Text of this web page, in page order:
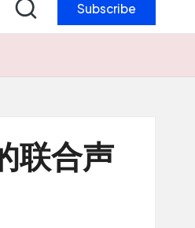
Subscribe
联合声